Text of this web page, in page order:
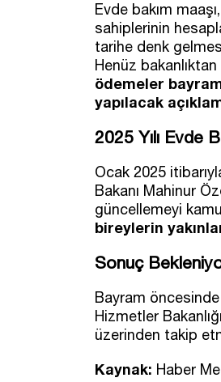
Evde bakım
sahiplerinin
tarihe denk
Henüz
ödemeler
yapılacak
2025 Yılı Evde
Ocak 2025
Bakanı Mahinur
güncellemeyi
bireylerin
Sonuç
Bayram
Hizmetler
üzerinden takip
Kaynak: Haber